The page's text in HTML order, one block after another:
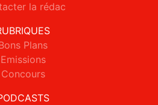
la rédac
Plans
Emissions
Concours